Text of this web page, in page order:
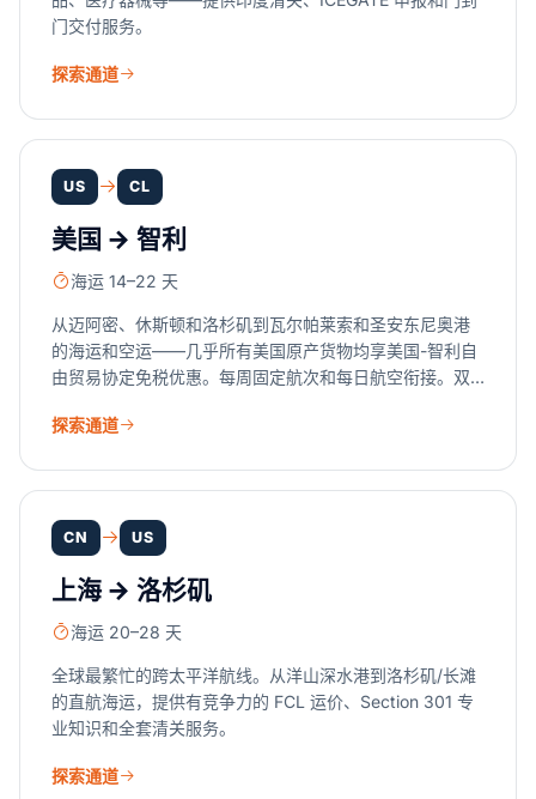
门交付服务。
探索通道
US CL
美国 → 智利
海运 14–22 天
从迈阿密、休斯顿和洛杉矶到瓦尔帕莱索和圣安东尼奥港
的海运和空运——几乎所有美国原产货物均享美国-智利自
由贸易协定免税优惠。每周固定航次和每日航空衔接。双
作伙伴准备。
探索通道
CN US
上海 → 洛杉矶
海运 20–28 天
全球最繁忙的跨太平洋航线。从洋山深水港到洛杉矶/长滩
的直航海运，提供有竞争力的 FCL 运价、Section 301 专
业知识和全套清关服务。
探索通道